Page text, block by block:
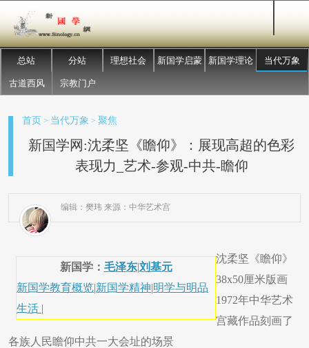
总站 分站 理想社会 新国学启蒙 新国学理论 当代万象
古道西风 宗教门户
首页 > 当代万象 > 聚焦
新国学网:沈柔坚《瞻仰》：展现高超的色彩
表现力_艺术-参观-中共-瞻仰
编辑：樊玮 来源：中华艺术宫
新国学： 毛泽东|刘基元
新国学教育概览|新国学精神|明学与明品
生活 |
​沈柔坚《瞻仰》
38x50厘米版画
1972年中华艺术
宫藏作品刻画了
各族人民瞻仰中共一大会址的场景